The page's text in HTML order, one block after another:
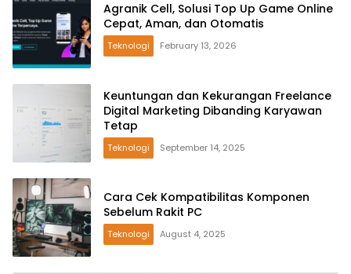
Agranik Cell, Solusi Top Up Game Online
Cepat, Aman, dan Otomatis
Teknologi February 13, 2026
Keuntungan dan Kekurangan Freelance
Digital Marketing Dibanding Karyawan
Tetap
Teknologi September 14, 2025
Cara Cek Kompatibilitas Komponen
Sebelum Rakit PC
Teknologi August 4, 2025